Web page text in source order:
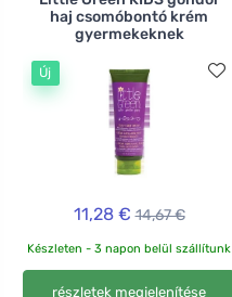
haj csomóbontó krém
gyermekeknek
Új
11,28 € 14,67 €
Készleten - 3 napon belül szállítunk
részletek megjelenítése